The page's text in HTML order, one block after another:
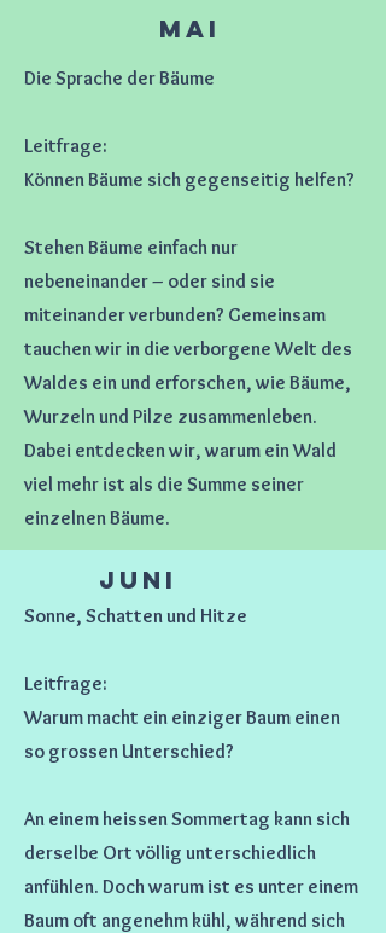
Mai
Die Sprache der Bäume
Leitfrage:
Können Bäume sich gegenseitig helfen?
Stehen Bäume einfach nur
nebeneinander – oder sind sie
miteinander verbunden? Gemeinsam
tauchen wir in die verborgene Welt des
Waldes ein und erforschen, wie Bäume,
Wurzeln und Pilze zusammenleben.
Dabei entdecken wir, warum ein Wald
viel mehr ist als die Summe seiner
einzelnen Bäume.
Juni
Sonne, Schatten und Hitze
Leitfrage:
Warum macht ein einziger Baum einen
so grossen Unterschied?
An einem heissen Sommertag kann sich
derselbe Ort völlig unterschiedlich
anfühlen. Doch warum ist es unter einem
Baum oft angenehm kühl, während sich